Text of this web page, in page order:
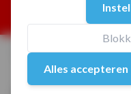
Alles accepteren
ZOMERMP. muv
zakelijk en dealer inlog.
Home
Muscle Power